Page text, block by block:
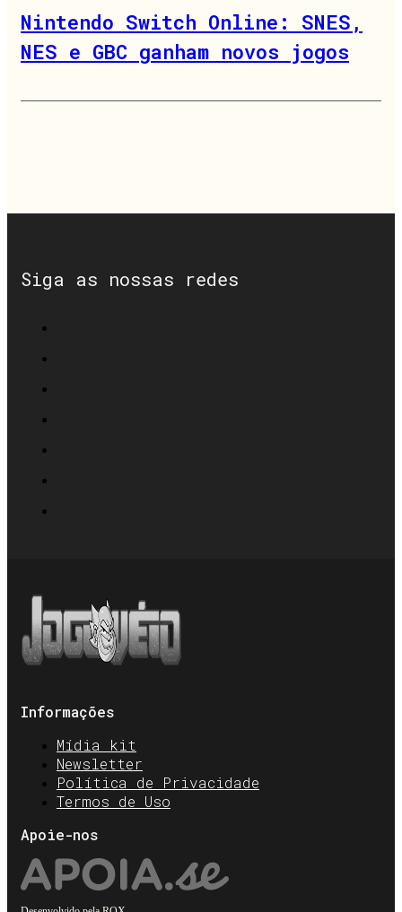
Nintendo Switch Online: SNES,
NES e GBC ganham novos jogos
Siga as nossas redes
Informações
Mídia kit
Newsletter
Política de Privacidade
Termos de Uso
Apoie-nos